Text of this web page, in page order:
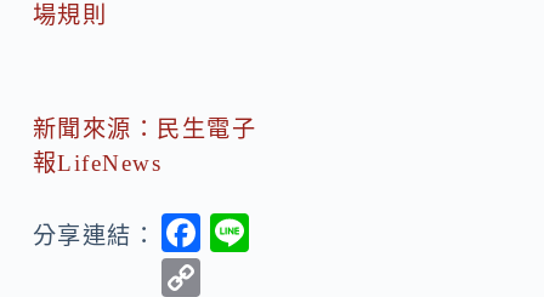
場規則
新聞來源：民生電子
報LifeNews
分享連結：
F